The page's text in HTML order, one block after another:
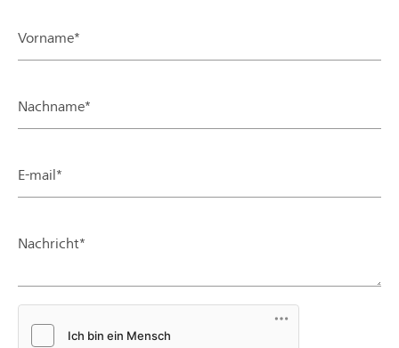
Vorname*
Nachname*
E-mail*
Nachricht*